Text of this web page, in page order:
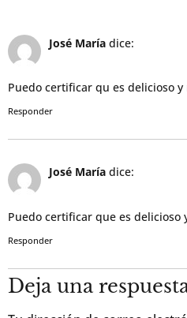
José María dice:
Puedo certificar qu es delicioso
Responder
José María dice:
Puedo certificar que es delicioso
Responder
Deja una